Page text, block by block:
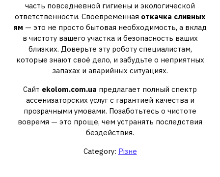
часть повседневной гигиены и экологической
ответственности. Своевременная откачка сливных
ям — это не просто бытовая необходимость, а вклад
в чистоту вашего участка и безопасность ваших
близких. Доверьте эту роботу специалистам,
которые знают своё дело, и забудьте о неприятных
запахах и аварийных ситуациях.
Сайт ekolom.com.ua предлагает полный спектр
ассенизаторских услуг с гарантией качества и
прозрачными умовами. Позаботьтесь о чистоте
вовремя — это проще, чем устранять последствия
бездействия.
Category: Різне